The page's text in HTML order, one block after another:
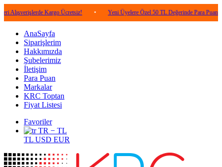
Kargo Ücretsiz! • Yeni Üyelere Özel 50 TL Değerinde Para Puan! •
AnaSayfa
Siparişlerim
Hakkımızda
Şubelerimiz
İletişim
Para Puan
Markalar
KRC Toptan
Fiyat Listesi
Favoriler
TR − TL
TL USD EUR